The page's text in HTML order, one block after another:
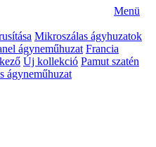
Menü
Mikroszálas ágyhuzatok
ágyneműhuzat Francia
Új kollekció Pamut szatén
ágyneműhuzat